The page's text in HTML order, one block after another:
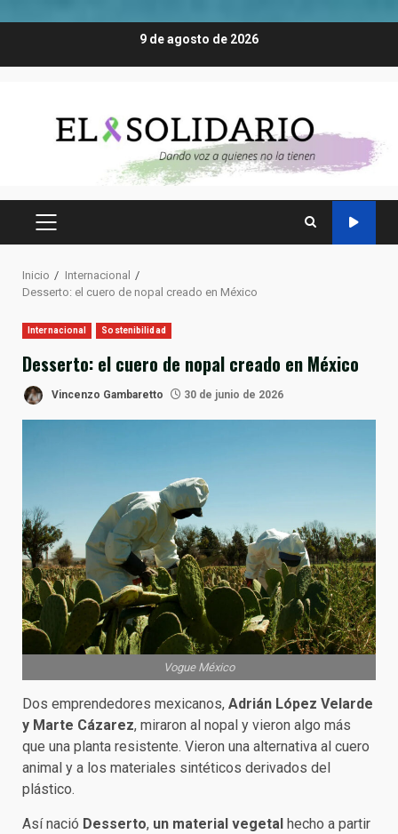
9 de agosto de 2026
MENÚ
Inicio
Internacional
Desserto: el cuero de nopal creado en México
Internacional Sostenibilidad
Desserto: el cuero de nopal creado en México
Vincenzo Gambaretto 30 de junio de 2026
Vogue México
Dos emprendedores mexicanos, Adrián López Velarde
y Marte Cázarez, miraron al nopal y vieron algo más
que una planta resistente. Vieron una alternativa al cuero
animal y a los materiales sintéticos derivados del
plástico.
Así nació Desserto, un material vegetal hecho a partir